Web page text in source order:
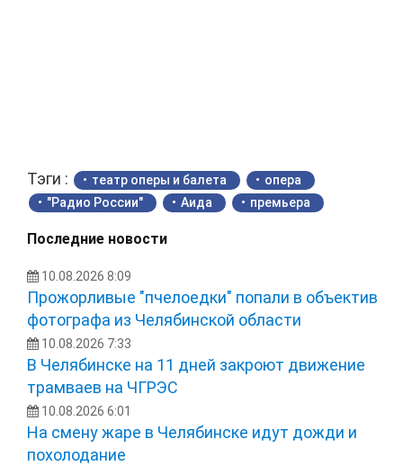
Тэги : театр оперы и балета
опера
"Радио России"
Аида премьера
Последние новости
10.08.2026 8:09
Прожорливые "пчелоедки" попали в объектив
фотографа из Челябинской области
10.08.2026 7:33
В Челябинске на 11 дней закроют движение
трамваев на ЧГРЭС
10.08.2026 6:01
На смену жаре в Челябинске идут дожди и
похолодание